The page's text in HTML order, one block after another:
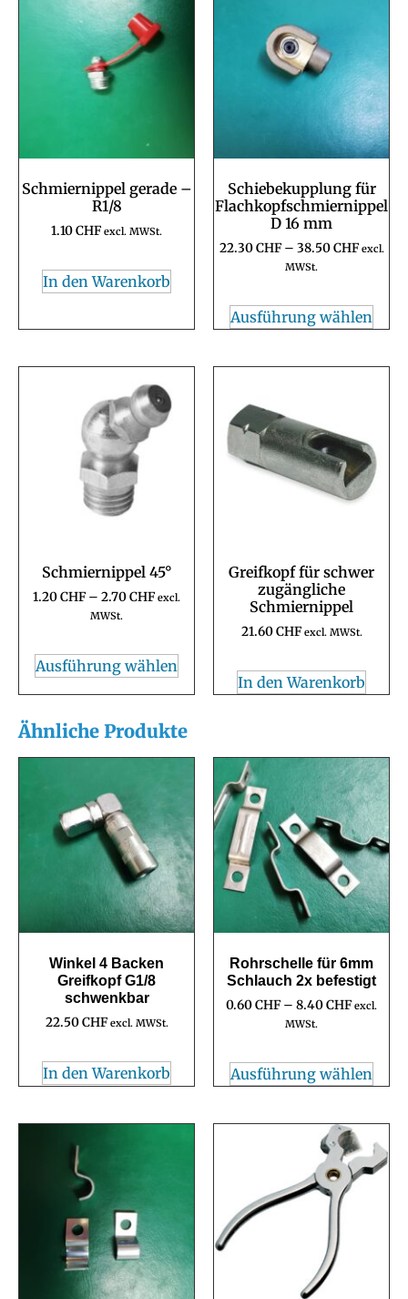
Schmiernippel gerade –
R1/8
1.10CHF excl. MWSt.
In den Warenkorb
Schiebekupplung für
Flachkopfschmiernippel
D 16 mm
22.30CHF – 38.50CHF excl.
MWSt.
Ausführung wählen
Schmiernippel 45°
1.20CHF – 2.70CHF excl.
MWSt.
Ausführung wählen
Greifkopf für schwer
zugängliche
Schmiernippel
21.60CHF excl. MWSt.
In den Warenkorb
Ähnliche Produkte
Winkel 4 Backen
Greifkopf G1/8
schwenkbar
22.50CHF excl. MWSt.
In den Warenkorb
Rohrschelle für 6mm
Schlauch 2x befestigt
0.60CHF – 8.40CHF excl.
MWSt.
Ausführung wählen